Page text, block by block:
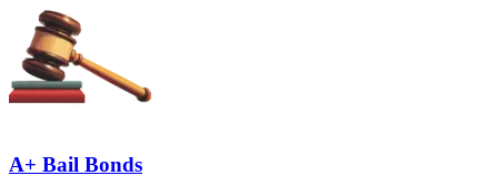
A+ Bail Bonds